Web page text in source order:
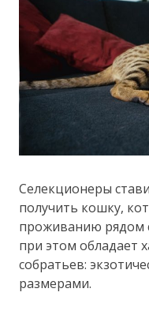
Селекционеры
получить кошку,
проживанию рядом
при этом обладает
собратьев:
размерами.